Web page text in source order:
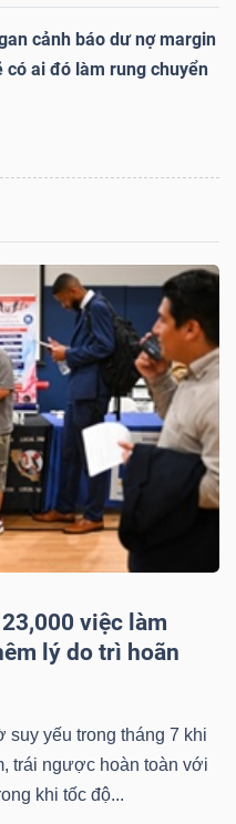
cảnh báo dư nợ margin
có ai đó làm rung chuyển
việc làm
lý do trì hoãn
yếu trong tháng 7 khi
trái ngược hoàn toàn với
khi tốc độ...